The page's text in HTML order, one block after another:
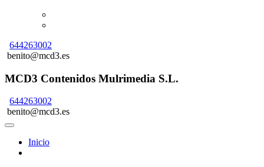
644263002
benito@mcd3.es
MCD3 Contenidos Mulrimedia S.L.
644263002
benito@mcd3.es
Inicio